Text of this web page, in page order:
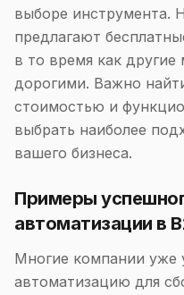
выборе инструмента.
предлагают
в то время как другие
дорогими. Важно
стоимостью и
выбрать наиболее
вашего бизнеса.
Примеры
автоматизации в
Многие компании уже
автоматизацию для